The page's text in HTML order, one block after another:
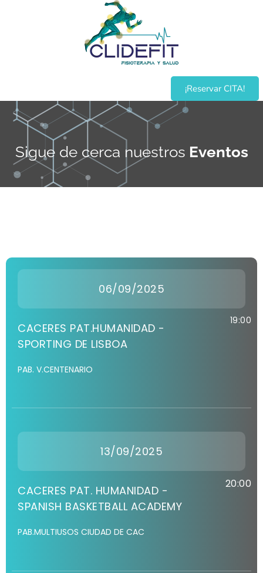
¡Reservar CITA!
Sigue de cerca nuestros Eventos
06/09/2025
CACERES PAT.HUMANIDAD -
SPORTING DE LISBOA
19:00
PAB. V.CENTENARIO
13/09/2025
CACERES PAT. HUMANIDAD -
SPANISH BASKETBALL ACADEMY
20:00
PAB.MULTIUSOS CIUDAD DE CAC